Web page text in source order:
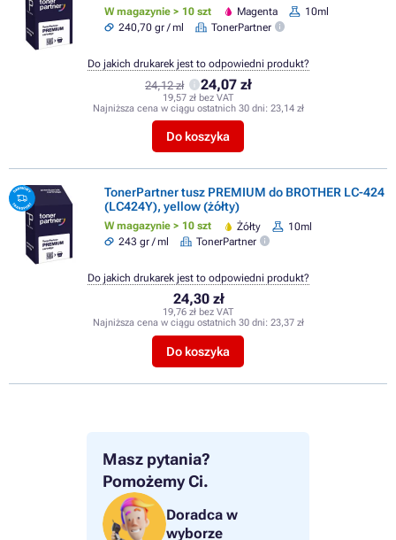
Masz pytania?
Pomożemy Ci.
Doradca w
wyborze
W magazynie > 10 szt Magenta
10ml
240,70 gr / ml
TonerPartner
24,12 zł 24,07 zł
19,57 zł bez VAT
Najniższa cena w ciągu ostatnich 30 dni: 23,14 zł
Do koszyka
Do jakich drukarek jest to odpowiedni produkt?
TonerPartner tusz PREMIUM do BROTHER LC-424
(LC424Y), yellow (żółty)
W magazynie > 10 szt Żółty
10ml
243 gr / ml
TonerPartner
24,30 zł
19,76 zł bez VAT
Najniższa cena w ciągu ostatnich 30 dni: 23,37 zł
Do koszyka
Do jakich drukarek jest to odpowiedni produkt?